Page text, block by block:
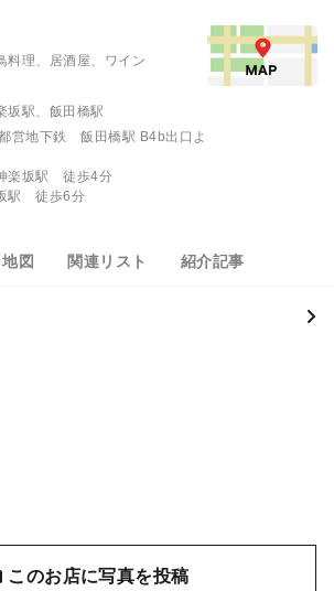
料理、居酒屋、ワイン
坂駅、飯田橋駅
営地下鉄 飯田橋駅 B4b出口よ
楽坂駅 徒歩4分
駅 徒歩6分
地図 関連リスト 紹介記事
このお店に写真を投稿